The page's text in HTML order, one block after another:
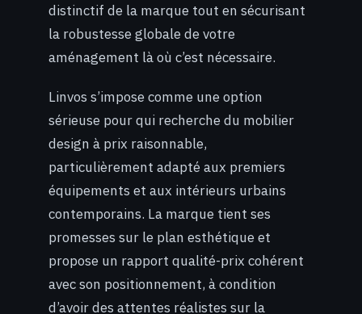
distinctif de la marque tout en sécurisant
la robustesse globale de votre
aménagement là où c’est nécessaire.
Linvos s’impose comme une option
sérieuse pour qui recherche du mobilier
design à prix raisonnable,
particulièrement adapté aux premiers
équipements et aux intérieurs urbains
contemporains. La marque tient ses
promesses sur le plan esthétique et
propose un rapport qualité-prix cohérent
avec son positionnement, à condition
d’avoir des attentes réalistes sur la